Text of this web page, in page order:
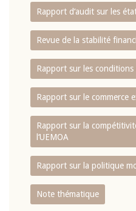
Rapport d‘audit sur les
Revue de la stabilité
Rapport sur les conditions
Rapport sur le commerce
Rapport sur la
l‘UEMOA
Rapport sur la politique
Note thématique